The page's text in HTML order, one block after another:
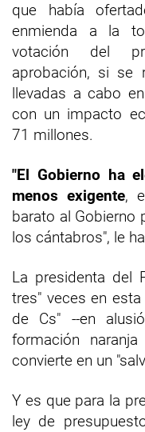
que había
enmienda a la
votación del
aprobación, si se
llevadas a cabo
con un impacto
71 millones.
"El Gobierno ha
menos exigente,
barato al Gobierno
los cántabros", le
La presidenta del
tres" veces en
de Cs" --en
formación
convierte en un
Y es que para la
ley de